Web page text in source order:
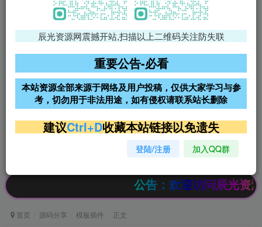
免费领支付宝红包
腾讯轻量4核4G3M服务器38元/
阿里云2核2G200M服务器68元/
年
雨云高防免备案服务器
超低价文字广告位招租 超低价文字广告位招租
超低价文字广告位招租
公告：欢迎访问辰光资源网，
首页 源码分享 模板插件 正文
辰光资源网震撼开站,扫描以上二维码关注防失联
重要公告-必看
本站资源全部来源于网络及用户投稿，仅供大家学习与参
考，切勿用于非法用途，如有侵权请联系站长删除
建议Ctrl+D收藏本站链接以免遗失
登陆/注册 加入QQ群